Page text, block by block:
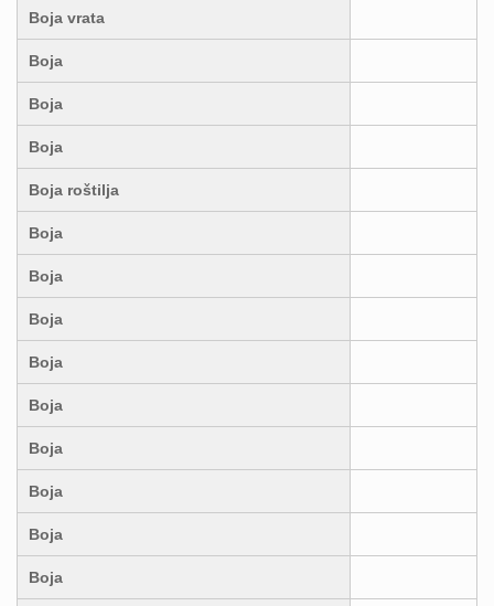
Boja vrata
Boja
Boja
Boja
Boja roštilja
Boja
Boja
Boja
Boja
Boja
Boja
Boja
Boja
Boja